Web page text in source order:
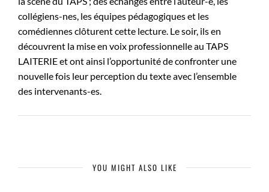
collégiens-nes, les équipes pédagogiques et les
comédiennes clôturent cette lecture. Le soir, ils en
découvrent la mise en voix professionnelle au TAPS
LAITERIE et ont ainsi l’opportunité de confronter une
nouvelle fois leur perception du texte avec l’ensemble
des intervenants-es.
YOU MIGHT ALSO LIKE